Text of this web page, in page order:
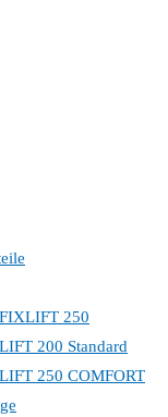
250
200 Standard
250 COMFORT